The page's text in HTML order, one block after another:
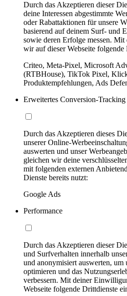
Durch das Akzeptieren dieser
deine Interessen abgestimmte
oder Rabattaktionen für unsere
basierend auf deinem Surf- und
sowie deren Erfolge messen.
wir auf dieser Webseite folgende
Criteo, Meta-Pixel, Microsoft
(RTBHouse), TikTok Pixel,
Produktempfehlungen, Ads
Erweitertes Conversion-Tracking
Durch das Akzeptieren dieses
unserer Online-
auswerten und unser
gleichen wir deine
mit folgenden externen
Dienste bereits nutzt:
Google Ads
Performance
Durch das Akzeptieren dieser
und Surfverhalten innerhalb
und anonymisiert auswerten, um
optimieren und das
verbessern. Mit deiner
Webseite folgende Drittdienste